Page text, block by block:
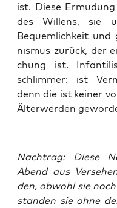
ist. Die­se
des Wil­lens, sie
Bequem­lich­keit
nis­mus zurück, der
chung ist.
schlim­mer: ist
denn die ist kei­ner
Älter­wer­den
– – –
Nach­trag: Die­se
Abend aus
den, obwohl sie
stan­den sie ohne